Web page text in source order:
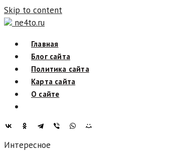
Skip to content
ne4to.ru
Главная
Блог сайта
Политика сайта
Карта сайта
О сайте
Интересное